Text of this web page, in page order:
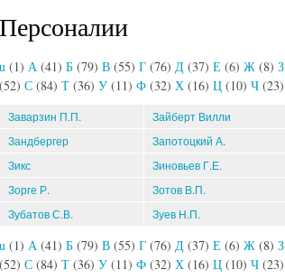
Персоналии
u (1) А (41) Б (79) В (55) Г (76) Д (37) Е (6) Ж (8) З
(52) С (84) Т (36) У (11) Ф (32) Х (16) Ц (10) Ч (23)
Заварзин П.П. Зайберт Вилли
Зандбергер
Запотоцкий А.
Зикс
Зиновьев Г.Е.
Зорге Р.
Зотов В.П.
Зубатов С.В.
Зуев Н.П.
u (1) А (41) Б (79) В (55) Г (76) Д (37) Е (6) Ж (8) З
(52) С (84) Т (36) У (11) Ф (32) Х (16) Ц (10) Ч (23)